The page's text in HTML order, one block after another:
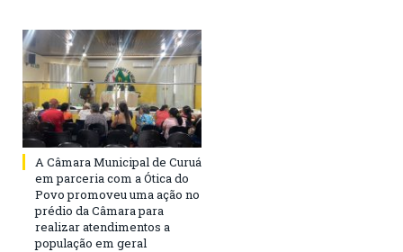
A Câmara Municipal de Curuá
em parceria com a Ótica do
Povo promoveu uma ação no
prédio da Câmara para
realizar atendimentos a
população em geral